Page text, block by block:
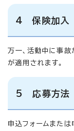
4 保険加入
万一、活動中に事故
が適用されます。
5 応募方法
申込フォームまた